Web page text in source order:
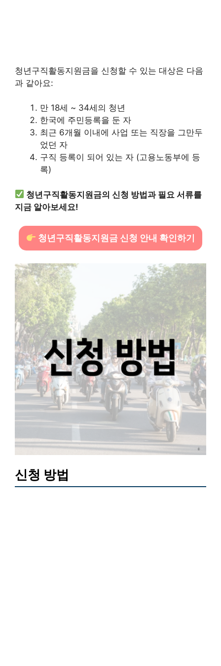
청년구직활동지원금을 신청할 수 있는 대상은 다음
과 같아요:
만 18세 ~ 34세의 청년
한국에 주민등록을 둔 자
최근 6개월 이내에 사업 또는 직장을 그만두
었던 자
구직 등록이 되어 있는 자 (고용노동부에 등
록)
청년구직활동지원금의 신청 방법과 필요 서류를
지금 알아보세요!
청년구직활동지원금 신청 안내 확인하기
신청 방법